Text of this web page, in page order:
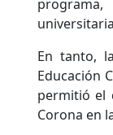
En tanto,
Educación
permitió el
Corona en